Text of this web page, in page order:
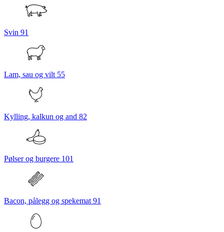
Svin 91
Lam, sau og vilt 55
Kylling, kalkun og and 82
Pølser og burgere 101
Bacon, pålegg og spekemat 91